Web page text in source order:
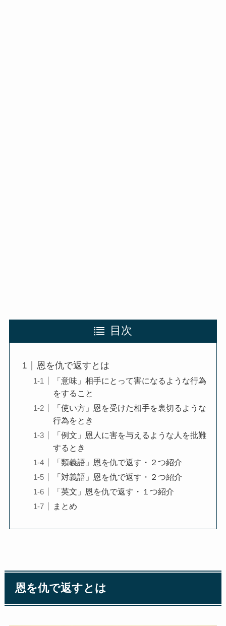
目次
恩を仇で返すとは
「意味」相手にとって害になるような行為
をすること
「使い方」恩を受けた相手を裏切るような
行為をとき
「例文」恩人に害を与えるような人を批難
するとき
「類義語」恩を仇で返す・２つ紹介
「対義語」恩を仇で返す・２つ紹介
「英文」恩を仇で返す・１つ紹介
まとめ
恩を仇で返すとは